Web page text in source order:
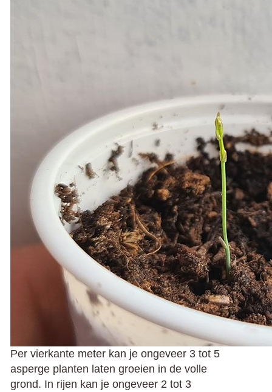
Per vierkante meter kan je ongeveer 3 tot 5
asperge planten laten groeien in de volle
grond. In rijen kan je ongeveer 2 tot 3